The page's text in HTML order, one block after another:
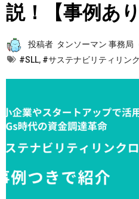
説！【事例あり
投稿者 タンソーマン 事務局
#SLL, #サステナビリティリン